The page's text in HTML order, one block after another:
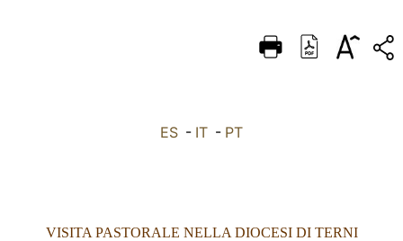
DEUTSCH
ES - IT - PT
VISITA PASTORALE NELLA DIOCESI DI TERNI